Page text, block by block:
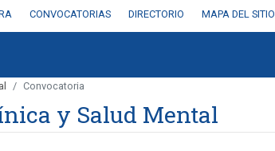
CONVOCATORIAS DIRECTORIO MAPA DEL SITIO
Convocatoria
y Salud Mental